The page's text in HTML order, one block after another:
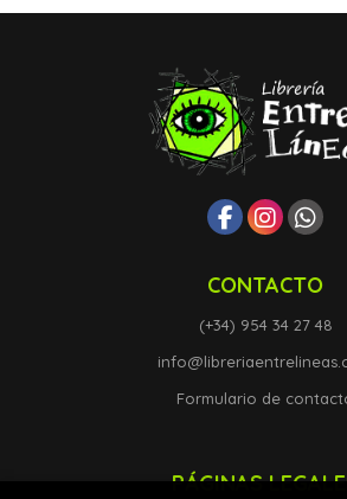
CONTACTO
(+34) 954 34 27 48
Formulario de
PÁGINAS